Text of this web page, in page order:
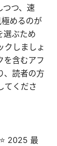
つつ、速
極めるのが
選ぶため
クしましょ
を含むアフ
、読者の方
てくださ
2025 最